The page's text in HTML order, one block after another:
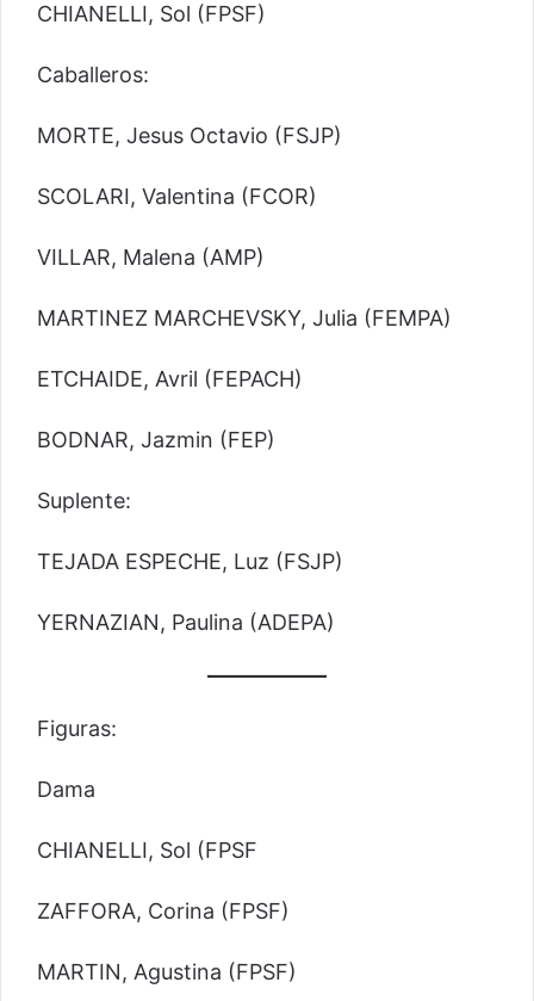
CHIANELLI, Sol (FPSF)
Caballeros:
MORTE, Jesus Octavio (FSJP)
SCOLARI, Valentina (FCOR)
VILLAR, Malena (AMP)
MARTINEZ MARCHEVSKY, Julia (FEMPA)
ETCHAIDE, Avril (FEPACH)
BODNAR, Jazmin (FEP)
Suplente:
TEJADA ESPECHE, Luz (FSJP)
YERNAZIAN, Paulina (ADEPA)
Figuras:
Dama
CHIANELLI, Sol (FPSF
ZAFFORA, Corina (FPSF)
MARTIN, Agustina (FPSF)